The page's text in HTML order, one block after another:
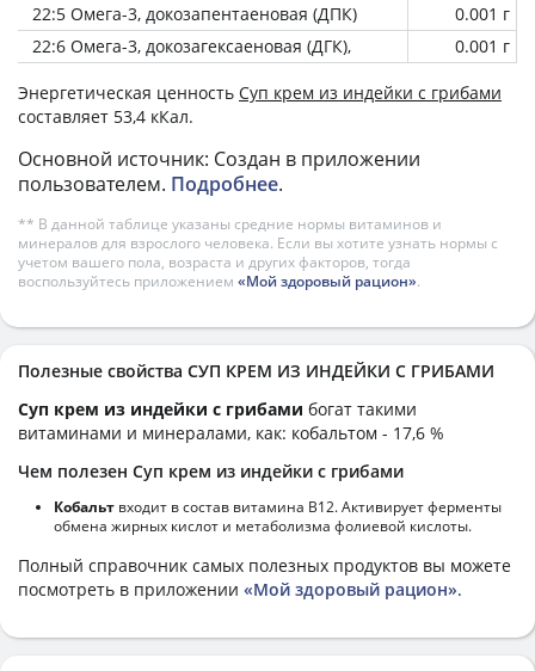
22:5 Омега-3, докозапентаеновая (ДПК)
0.001 г
22:6 Омега-3, докозагексаеновая (ДГК),
0.001 г
Энергетическая ценность Суп крем из индейки с грибами
составляет 53,4 кКал.
Основной источник: Создан в приложении
пользователем. Подробнее.
** В данной таблице указаны средние нормы витаминов и
минералов для взрослого человека. Если вы хотите узнать нормы с
учетом вашего пола, возраста и других факторов, тогда
воспользуйтесь приложением «Мой здоровый рацион».
Полезные свойства СУП КРЕМ ИЗ ИНДЕЙКИ С ГРИБАМИ
Суп крем из индейки с грибами богат такими
витаминами и минералами, как: кобальтом - 17,6 %
Чем полезен Суп крем из индейки с грибами
Кобальт входит в состав витамина В12. Активирует ферменты
обмена жирных кислот и метаболизма фолиевой кислоты.
Полный справочник самых полезных продуктов вы можете
посмотреть в приложении «Мой здоровый рацион».